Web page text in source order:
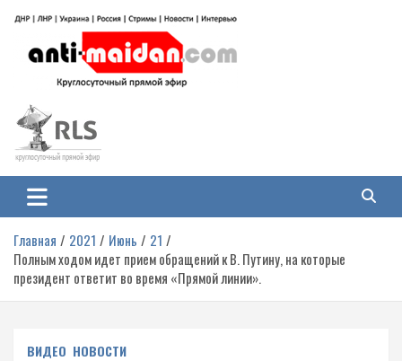
содержимому
Антимайдан: Гражданская война
на Украине
гражданской войне на Украине, включая события в Новороссии, ДНР,
ЛНР и других регионах.
Главная 2021 Июнь
21
Полным ходом идет прием обращений к В. Путину, на которые
президент ответит во время «Прямой линии».
ВИДЕО НОВОСТИ